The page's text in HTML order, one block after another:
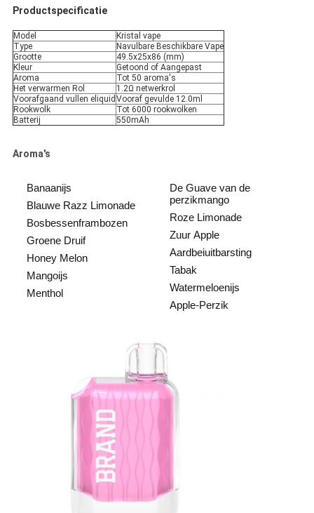
Productspecificatie
Model
Kristal vape
Type
Navulbare Beschikbare Vape
Grootte
49.5x25x86 (mm)
Kleur
Getoond of Aangepast
Aroma
Tot 50 aroma's
Het verwarmen Rol
1.2Ω netwerkrol
Voorafgaand vullen eliquid Vooraf gevulde 12.0ml
Rookwolk
Tot 6000 rookwolken
Batterij
550mAh
Aroma's
Banaanijs
Blauwe Razz Limonade
Bosbessenframbozen
Groene Druif
Honey Melon
Mangoijs
Menthol
De Guave van de
perzikmango
Roze Limonade
Zuur Apple
Aardbeiuitbarsting
Tabak
Watermeloenijs
Apple-Perzik